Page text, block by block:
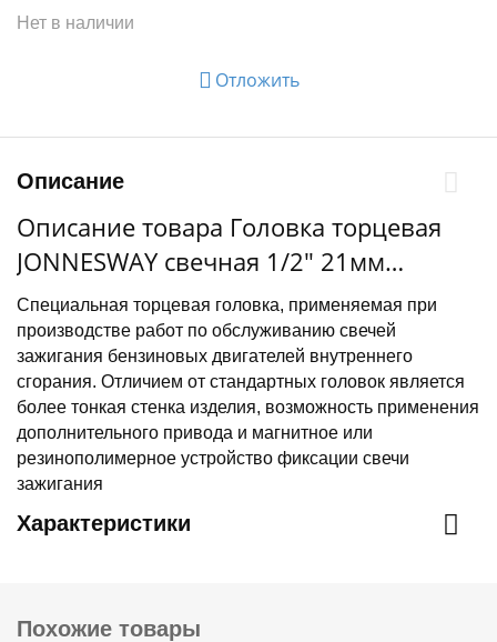
Нет в наличии
Отложить
Описание
Описание товара Головка торцевая
JONNESWAY свечная 1/2" 21мм
(S17H4121)
Специальная торцевая головка, применяемая при
производстве работ по обслуживанию свечей
зажигания бензиновых двигателей внутреннего
сгорания. Отличием от стандартных головок является
более тонкая стенка изделия, возможность применения
дополнительного привода и магнитное или
резинополимерное устройство фиксации свечи
зажигания
Характеристики
Похожие товары